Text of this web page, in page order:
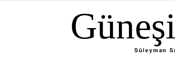
Süleyman